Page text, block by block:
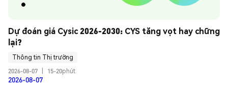
Dự đoán giá Cysic 2026-2030: CYS tăng vọt hay chững
lại?
Thông tin Thị trường
2026-08-07
15-20phút
2026-08-07